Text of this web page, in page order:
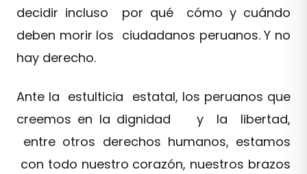
decidir incluso por qué cómo y cuándo
deben morir los ciudadanos peruanos. Y no
hay derecho.
Ante la estulticia estatal, los peruanos que
creemos en la dignidad y la libertad,
entre otros derechos humanos, estamos
con todo nuestro corazón, nuestros brazos